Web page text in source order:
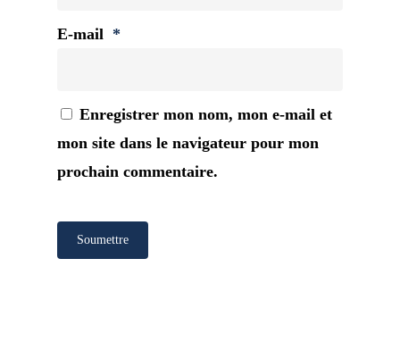
E-mail *
Enregistrer mon nom, mon e-mail et
mon site dans le navigateur pour mon
prochain commentaire.